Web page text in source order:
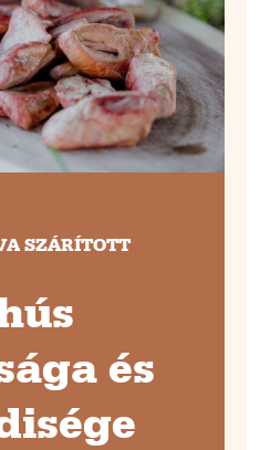
SZÁRÍTOTT
és